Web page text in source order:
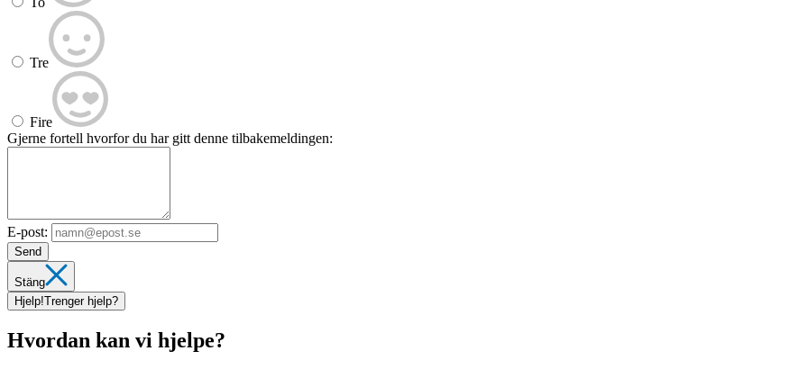
Tre
Fire
Gjerne fortell hvorfor du har gitt denne tilbakemeldingen:
E-post:
Send
Stäng
Hjelp!Trenger hjelp?
Hvordan kan vi hjelpe?